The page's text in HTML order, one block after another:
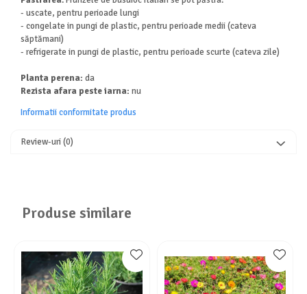
- uscate, pentru perioade lungi
- congelate in pungi de plastic, pentru perioade medii (cateva
săptămani)
- refrigerate in pungi de plastic, pentru perioade scurte (cateva zile)
Planta perena: da
Rezista afara peste iarna: nu
Informatii conformitate produs
Review-uri(0)
Produse similare